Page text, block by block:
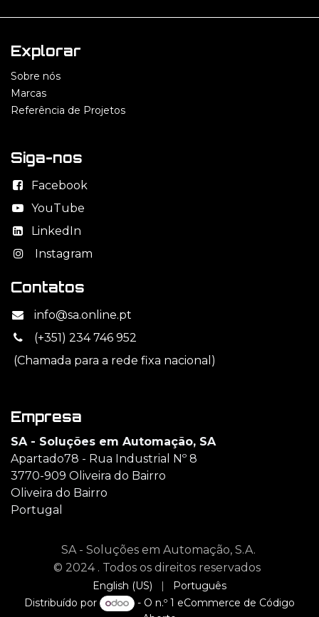
Explorar
Sobre nós
Marcas
Referência de Projetos
Siga-nos
Facebook
YouTube
LinkedIn
Instagram
Contatos
info@sa.online.pt
(+351) 234 746 952
(Chamada para a rede fixa nacional)
Empresa
SA - Soluções em Automação, SA
Apartado78 - Rua Industrial Nº 8
3770-909 Oliveira do Bairro
Oliveira do Bairro
Portugal
SA - Soluções em Automação, S.A.
© 2024 . Todos os direitos reservados
English (US) |
Português
Distribuído por
- O n.º 1 eCommerce de Código